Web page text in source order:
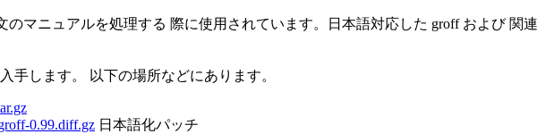
のマニュアルを処理する 際に使用されています。日本語対応した groff および
手します。 以下の場所などにあります。
0.99.diff.gz 日本語化パッチ